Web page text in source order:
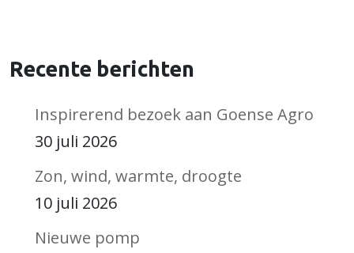
Recente berichten
Inspirerend bezoek aan Goense Agro
30 juli 2026
Zon, wind, warmte, droogte
10 juli 2026
Nieuwe pomp